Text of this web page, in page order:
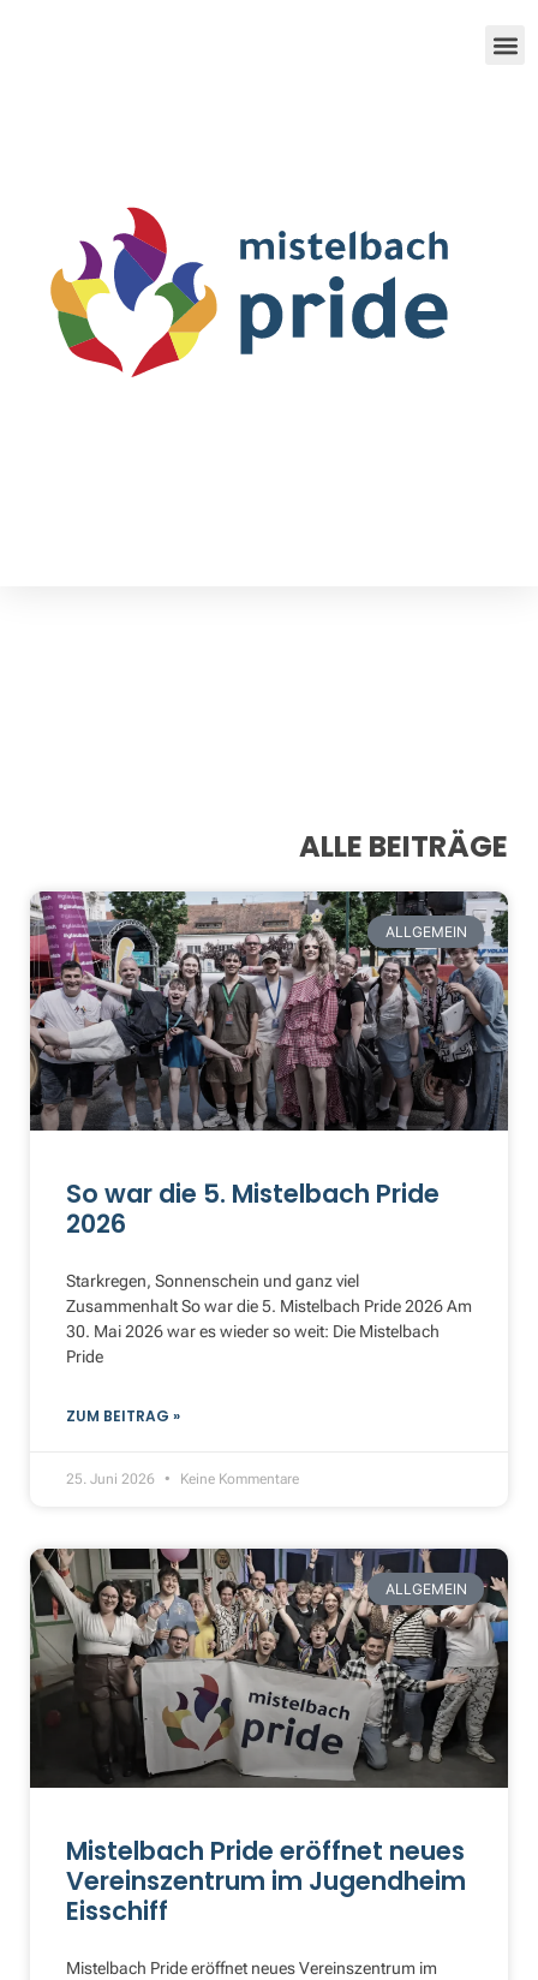
ALLE BEITRÄGE
ALLGEMEIN
So war die 5. Mistelbach Pride
2026
Starkregen, Sonnenschein und ganz viel
Zusammenhalt So war die 5. Mistelbach Pride 2026 Am
30. Mai 2026 war es wieder so weit: Die Mistelbach
Pride
ZUM BEITRAG »
25. Juni 2026 Keine Kommentare
ALLGEMEIN
Mistelbach Pride eröffnet neues
Vereinszentrum im Jugendheim
Eisschiff
Mistelbach Pride eröffnet neues Vereinszentrum im